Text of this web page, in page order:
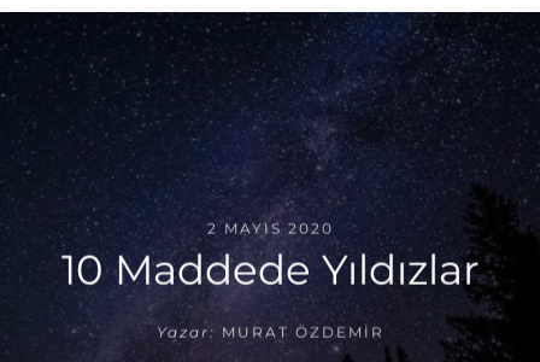
2 MAYIS 2020
10 Maddede Yıldızlar
Yazar: MURAT ÖZDEMIR